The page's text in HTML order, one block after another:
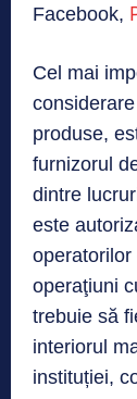
Facebook,
Cel mai
produse,
furnizorul
dintre
este
operaţiuni
trebuie să
interiorul
instituției,